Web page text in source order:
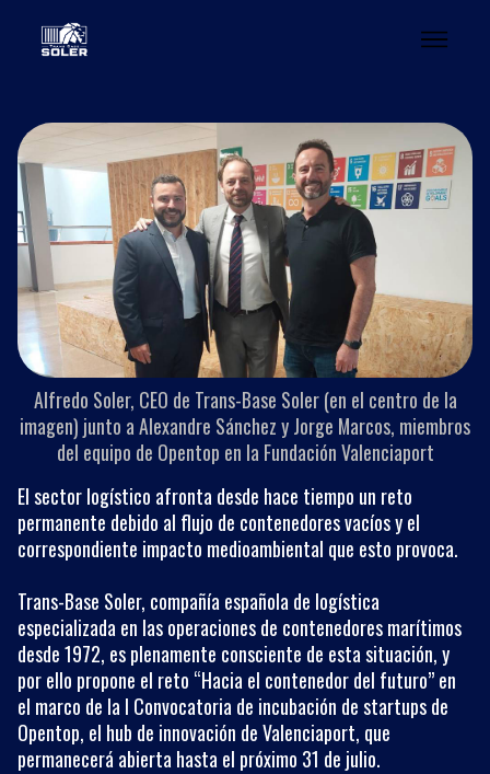
Alfredo Soler, CEO de Trans-Base Soler (en el centro de la
imagen) junto a Alexandre Sánchez y Jorge Marcos, miembros
del equipo de Opentop en la Fundación Valenciaport
El sector logístico afronta desde hace tiempo un reto
permanente debido al flujo de contenedores vacíos y el
correspondiente impacto medioambiental que esto provoca.
Trans-Base Soler, compañía española de logística
especializada en las operaciones de contenedores marítimos
desde 1972, es plenamente consciente de esta situación, y
por ello propone el reto “Hacia el contenedor del futuro” en
el marco de la I Convocatoria de incubación de startups de
Opentop, el hub de innovación de Valenciaport, que
permanecerá abierta hasta el próximo 31 de julio.